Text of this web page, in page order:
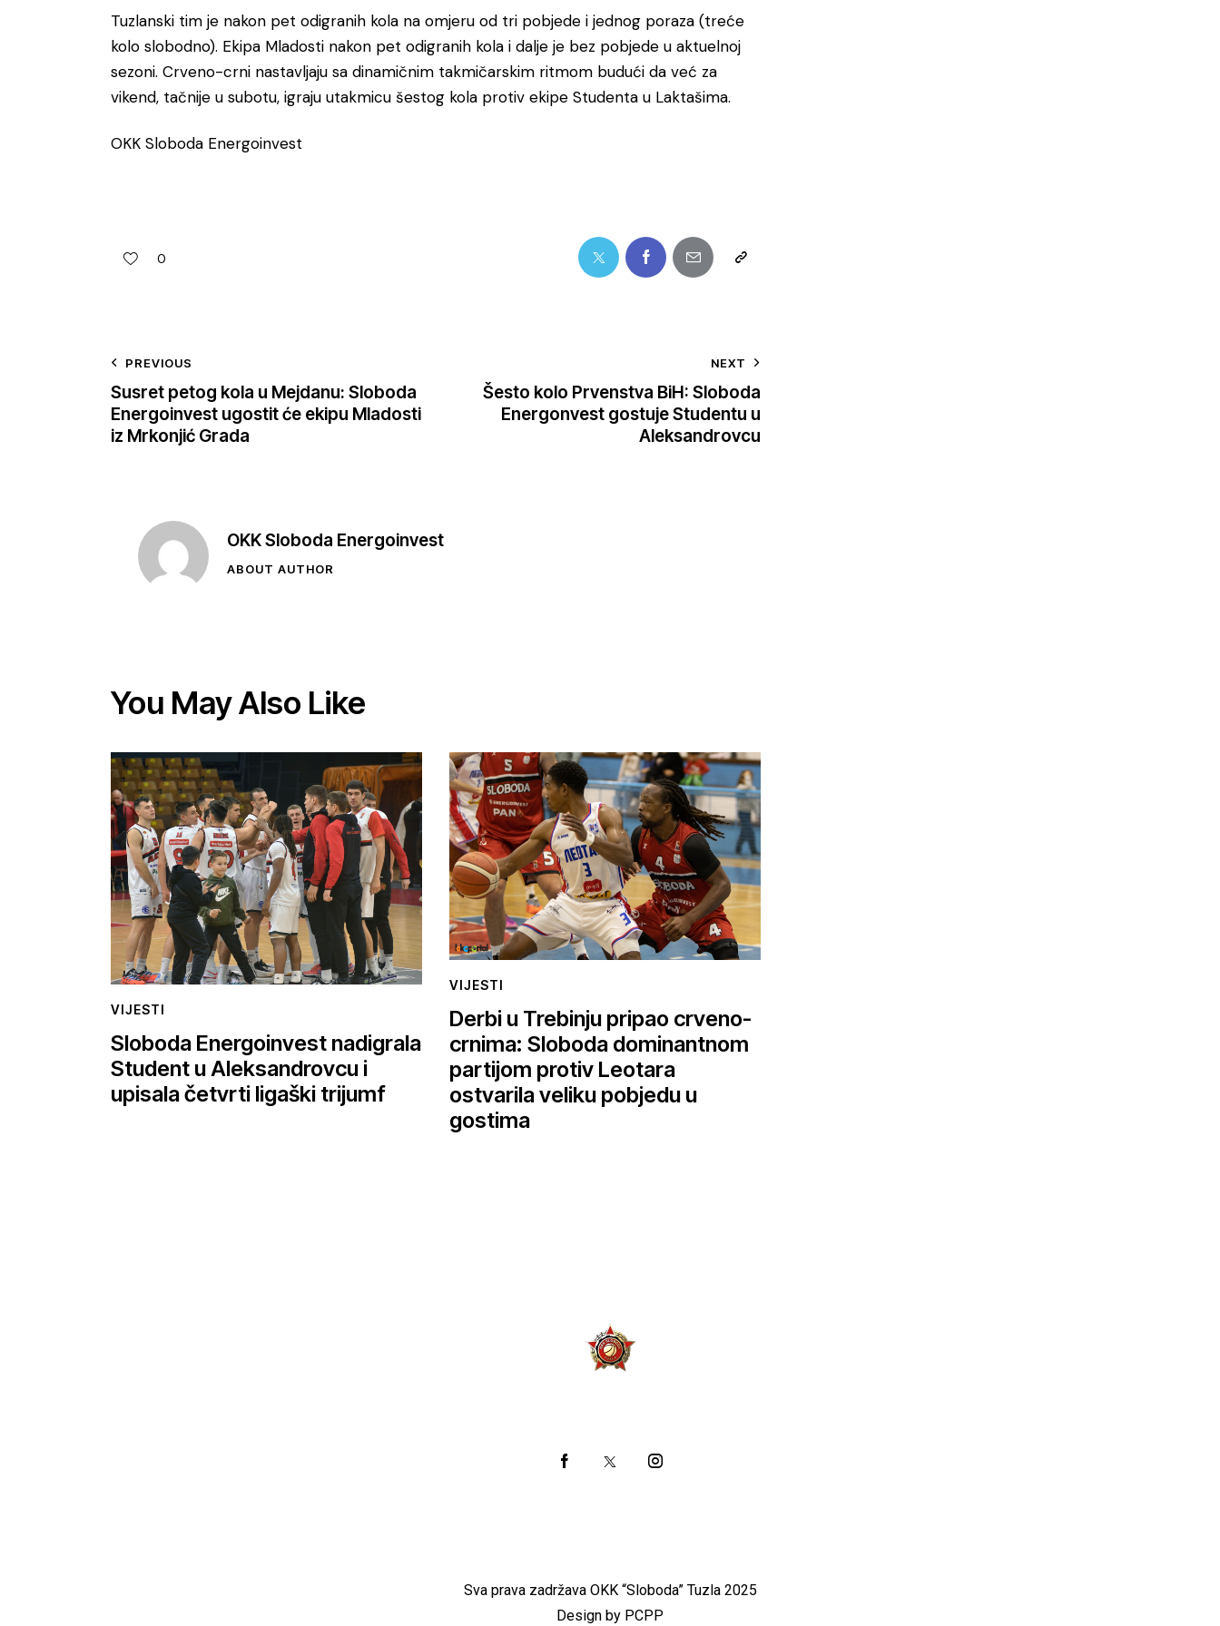
Tuzlanski tim je nakon pet odigranih kola na omjeru od tri pobjede i jednog poraza (treće
kolo slobodno). Ekipa Mladosti nakon pet odigranih kola i dalje je bez pobjede u aktuelnoj
sezoni. Crveno-crni nastavljaju sa dinamičnim takmičarskim ritmom budući da već za
vikend, tačnije u subotu, igraju utakmicu šestog kola protiv ekipe Studenta u Laktašima.
OKK Sloboda Energoinvest
0
PREVIOUS
Susret petog kola u Mejdanu: Sloboda
Energoinvest ugostit će ekipu Mladosti
iz Mrkonjić Grada
NEXT
Šesto kolo Prvenstva BiH: Sloboda
Energonvest gostuje Studentu u
Aleksandrovcu
OKK Sloboda Energoinvest
ABOUT AUTHOR
You May Also Like
VIJESTI
Sloboda Energoinvest nadigrala
Student u Aleksandrovcu i
upisala četvrti ligaški trijumf
VIJESTI
Derbi u Trebinju pripao crveno-
crnima: Sloboda dominantnom
partijom protiv Leotara
ostvarila veliku pobjedu u
gostima
Sva prava zadržava OKK “Sloboda” Tuzla 2025
Design by PCPP